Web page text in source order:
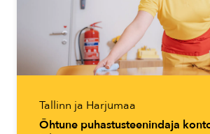
Tallinn ja Harjumaa
Õhtune puhastusteenindaja